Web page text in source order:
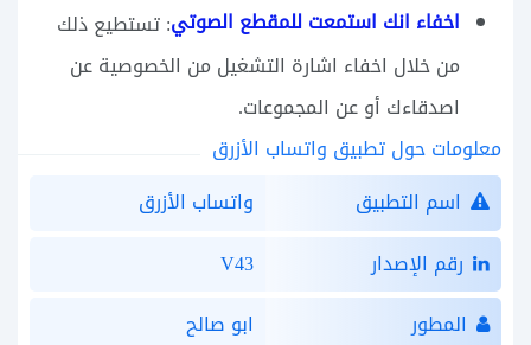
اخفاء انك استمعت للمقطع الصوتي: تستطيع ذلك
من خلال اخفاء اشارة التشغيل من الخصوصية عن
اصدقاءك أو عن المجموعات.
معلومات حول تطبيق واتساب الأزرق
اسم التطبيق
واتساب الأزرق
رقم الإصدار
V43
المطور
ابو صالح